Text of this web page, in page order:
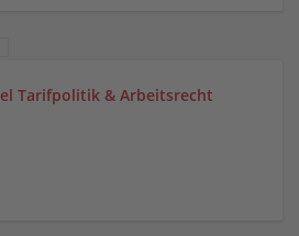
Tarifpolitik & Arbeitsrecht